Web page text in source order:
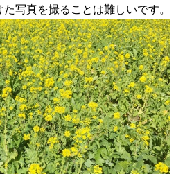
写真を撮ることは難しいです。